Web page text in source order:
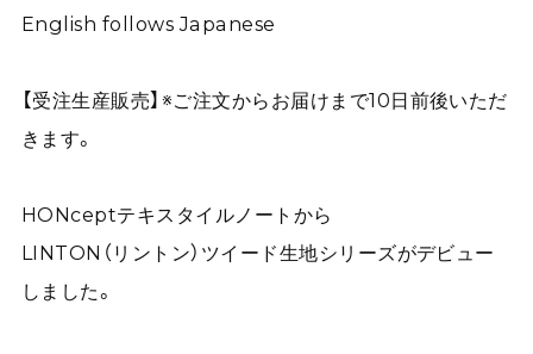
English follows Japanese
【受注生産販売】※ご注文からお届けまで10日前後いただ
きます。
HONceptテキスタイルノートから
LINTON（リントン）ツイード生地シリーズがデビュー
しました。